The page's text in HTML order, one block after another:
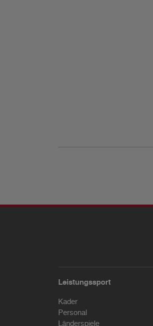
Leistungssport
Kader
Personal
Länderspiele